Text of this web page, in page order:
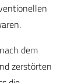
dem
zerstörten